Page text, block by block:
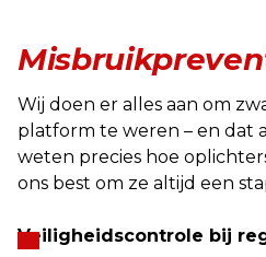
Wij doen er alles aan om
platform te weren – en dat
weten precies hoe
ons best om ze altijd een
Veiligheidscontrole bij